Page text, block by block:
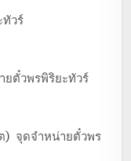
วร์
ยตั๋วพรพิริยะทัวร์
) จุดจำหน่ายตั๋วพร